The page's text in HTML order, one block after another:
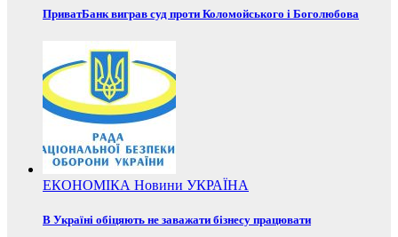
ПриватБанк виграв суд проти Коломойського і Боголюбова
ЕКОНОМІКА Новини УКРАЇНА
В Україні обіцяють не заважати бізнесу працювати